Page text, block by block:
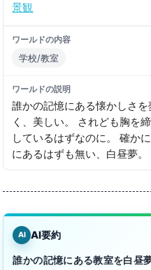
景観
ワールドの内容
学校/教室
ワールドの説明
誰かの記憶にある懐かしさ
く、美しい。 されども胸を
しているはずなのに。 確か
にあるはずも無い、白昼夢。
AI AI要約
誰かの記憶にある教室を白昼